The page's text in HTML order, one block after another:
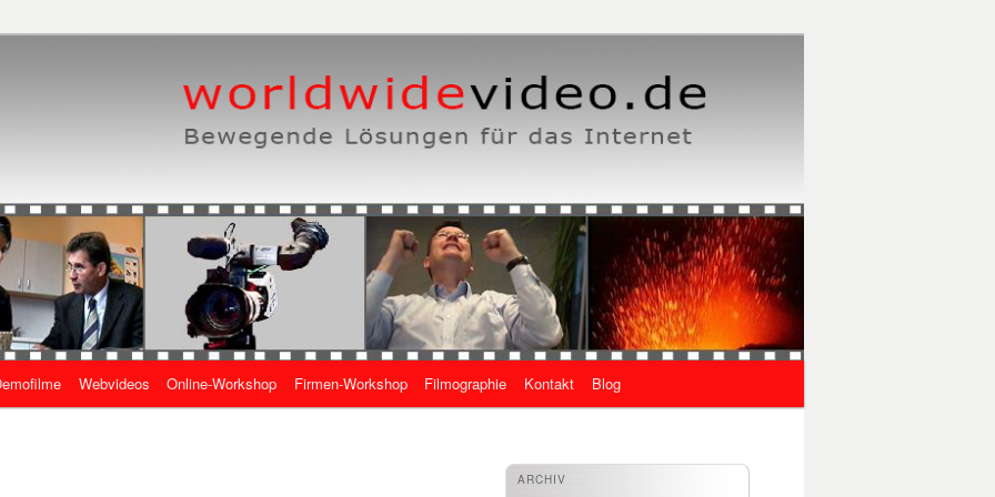
Videos
Webvideos Online-Workshop Firmen-Workshop Filmographie Kontakt Blog
ARCHIV